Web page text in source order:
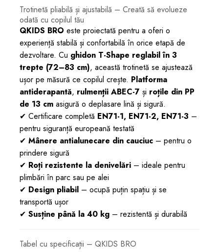
Trotinetă pliabilă și ajustabilă – Creată să evolueze
odată cu copilul tău
QKIDS BRO este proiectată pentru a oferi o
experiență stabilă și confortabilă în orice etapă de
dezvoltare. Cu ghidon T-Shape reglabil în 3
trepte (72–83 cm), această trotinetă se ajustează
ușor pe măsură ce copilul crește. Platforma
antiderapantă, rulmenții ABEC-7 și roțile din PP
de 13 cm asigură o deplasare lină și sigură.
✔ Certificare completă EN71-1, EN71-2, EN71-3 –
pentru siguranță europeană testată
✔ Mânere antialunecare din cauciuc – pentru o
prindere sigură
✔ Roți rezistente la denivelări – ideale pentru
plimbări în parc sau pe alei
✔ Design pliabil – ocupă puțin spațiu și se
transportă ușor
✔ Susține până la 40 kg – rezistentă și durabilă
Tabel cu specificații – QKIDS BRO